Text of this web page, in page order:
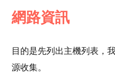
網路資訊
目的是先列出主機列表，
源收集。